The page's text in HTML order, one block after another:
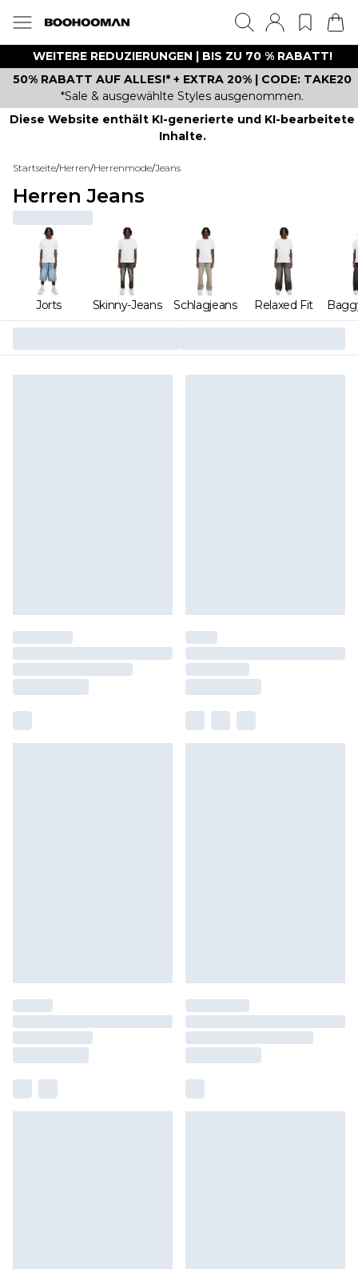
WEITERE REDUZIERUNGEN | BIS ZU 70 % RABATT!
50% RABATT AUF ALLES!* + EXTRA 20% | CODE: TAKE20
*Sale & ausgewählte Styles ausgenommen.
Diese Website enthält KI-generierte und KI-bearbeitete
Inhalte.
Startseite/Herren/Herrenmode/Jeans
Herren Jeans
Jorts Skinny-Jeans Schlagjeans Relaxed Fit